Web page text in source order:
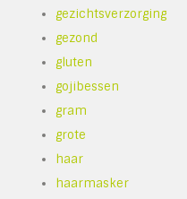
gezichtsverzorging
gezond
gluten
gojibessen
gram
grote
haar
haarmasker